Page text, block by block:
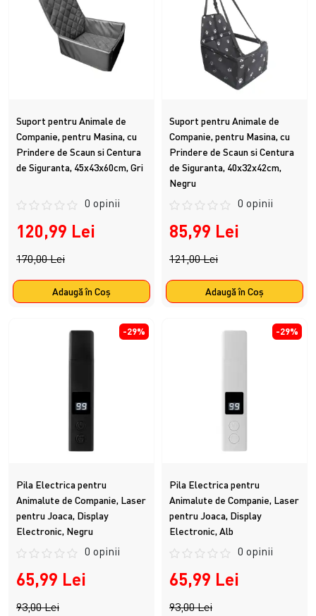
Suport pentru Animale de
Companie, pentru Masina, cu
Prindere de Scaun si Centura
de Siguranta, 45x43x60cm, Gri
0 opinii
120,99 Lei
170,00 Lei
Adaugă în Coş
Suport pentru Animale de
Companie, pentru Masina, cu
Prindere de Scaun si Centura
de Siguranta, 40x32x42cm,
Negru
0 opinii
85,99 Lei
121,00 Lei
Adaugă în Coş
-29%
Pila Electrica pentru
Animalute de Companie, Laser
pentru Joaca, Display
Electronic, Negru
0 opinii
65,99 Lei
93,00 Lei
-29%
Pila Electrica pentru
Animalute de Companie, Laser
pentru Joaca, Display
Electronic, Alb
0 opinii
65,99 Lei
93,00 Lei